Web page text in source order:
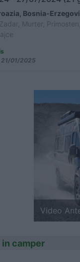
Bosnia-
Murter,
21/01/2025
Video
Previous
in camper